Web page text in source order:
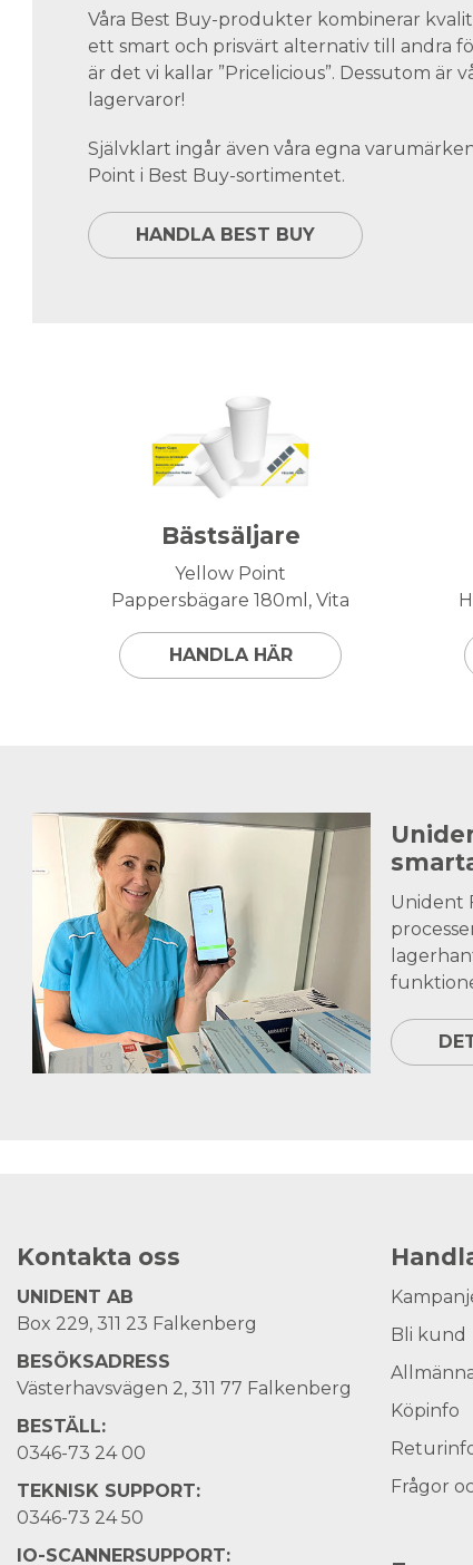
Våra Best Buy-produkter kombinerar
ett smart och prisvärt alternativ till andra
är det vi kallar ”Pricelicious”. Dessutom är
lagervaror!
Självklart ingår även våra egna
Point i Best Buy-sortimentet.
HANDLA BEST BUY
Bästsäljare
Yellow Point
Pappersbägare 180ml, Vita
HANDLA HÄR
Unident
Kontakta oss
UNIDENT AB
Box 229, 311 23 Falkenberg
BESÖKSADRESS
Västerhavsvägen 2, 311 77 Falkenberg
BESTÄLL:
0346-73 24 00
TEKNISK SUPPORT:
0346-73 24 50
IO-SCANNERSUPPORT:
Bli kund
Köpinfo
Frågor